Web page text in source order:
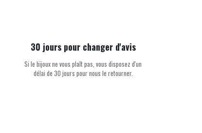
30 jours pour changer d'avis
Si le bijoux ne vous plaît pas, vous disposez d'un
délai de 30 jours pour nous le retourner.